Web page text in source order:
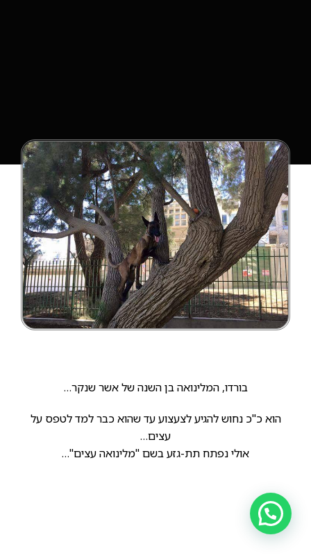
בורדו, המלינואה בן השנה של אשר שנקר…
הוא כ"כ נחוש להגיע לצעצוע עד שהוא כבר למד לטפס על
עצים…
אולי נפתח תת-גזע בשם "מלינואה עצים"…